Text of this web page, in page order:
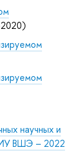
научных и
ВШЭ – 2022